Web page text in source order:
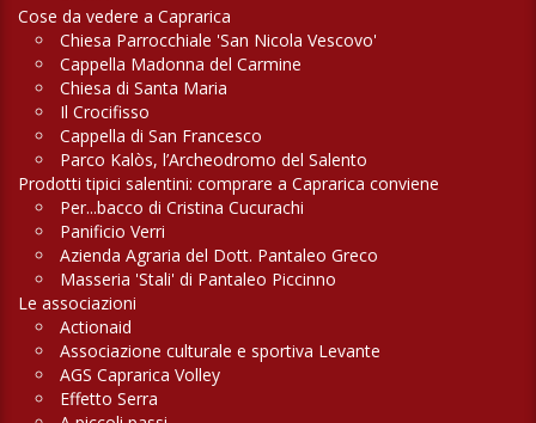
Cose da vedere a Caprarica
Chiesa Parrocchiale 'San Nicola Vescovo'
Cappella Madonna del Carmine
Chiesa di Santa Maria
Il Crocifisso
Cappella di San Francesco
Parco Kalòs, l’Archeodromo del Salento
Prodotti tipici salentini: comprare a Caprarica conviene
Per...bacco di Cristina Cucurachi
Panificio Verri
Azienda Agraria del Dott. Pantaleo Greco
Masseria 'Stali' di Pantaleo Piccinno
Le associazioni
Actionaid
Associazione culturale e sportiva Levante
AGS Caprarica Volley
Effetto Serra